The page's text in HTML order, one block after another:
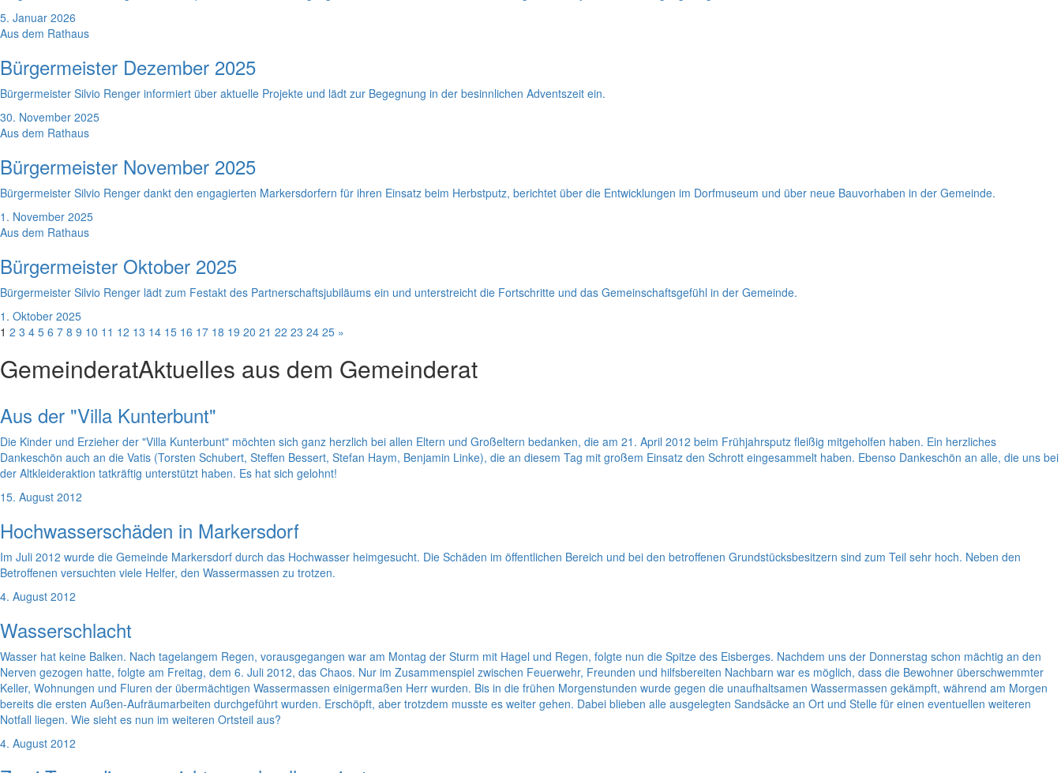
5. Januar 2026
Aus dem Rathaus
Bürgermeister Dezember 2025
Bürgermeister Silvio Renger informiert über aktuelle Projekte und lädt zur Begegnung in der besinnlichen Adventszeit ein.
30. November 2025
Aus dem Rathaus
Bürgermeister November 2025
Bürgermeister Silvio Renger dankt den engagierten Markersdorfern für ihren Einsatz beim Herbstputz, berichtet über die Entwicklungen im Dorfmuseum und über neue Bauvorhaben in der Gemeinde.
1. November 2025
Aus dem Rathaus
Bürgermeister Oktober 2025
Bürgermeister Silvio Renger lädt zum Festakt des Partnerschaftsjubiläums ein und unterstreicht die Fortschritte und das Gemeinschaftsgefühl in der Gemeinde.
1. Oktober 2025
1 2 3 4 5 6 7 8 9 10 11 12 13 14 15 16 17 18 19 20 21 22 23 24 25 »
GemeinderatAktuelles aus dem Gemeinderat
Aus der "Villa Kunterbunt"
Die Kinder und Erzieher der "Villa Kunterbunt" möchten sich ganz herzlich bei allen Eltern und Großeltern bedanken, die am 21. April 2012 beim Frühjahrsputz fleißig mitgeholfen haben. Ein herzliches
Dankeschön auch an die Vatis (Torsten Schubert, Steffen Bessert, Stefan Haym, Benjamin Linke), die an diesem Tag mit großem Einsatz den Schrott eingesammelt haben. Ebenso Dankeschön an alle, die uns bei
der Altkleideraktion tatkräftig unterstützt haben. Es hat sich gelohnt!
15. August 2012
Hochwasserschäden in Markersdorf
Im Juli 2012 wurde die Gemeinde Markersdorf durch das Hochwasser heimgesucht. Die Schäden im öffentlichen Bereich und bei den betroffenen Grundstücksbesitzern sind zum Teil sehr hoch. Neben den
Betroffenen versuchten viele Helfer, den Wassermassen zu trotzen.
4. August 2012
Wasserschlacht
Wasser hat keine Balken. Nach tagelangem Regen, vorausgegangen war am Montag der Sturm mit Hagel und Regen, folgte nun die Spitze des Eisberges. Nachdem uns der Donnerstag schon mächtig an den
Nerven gezogen hatte, folgte am Freitag, dem 6. Juli 2012, das Chaos. Nur im Zusammenspiel zwischen Feuerwehr, Freunden und hilfsbereiten Nachbarn war es möglich, dass die Bewohner überschwemmter
Keller, Wohnungen und Fluren der übermächtigen Wassermassen einigermaßen Herr wurden. Bis in die frühen Morgenstunden wurde gegen die unaufhaltsamen Wassermassen gekämpft, während am Morgen
bereits die ersten Außen-Aufräumarbeiten durchgeführt wurden. Erschöpft, aber trotzdem musste es weiter gehen. Dabei blieben alle ausgelegten Sandsäcke an Ort und Stelle für einen eventuellen weiteren
Notfall liegen. Wie sieht es nun im weiteren Ortsteil aus?
4. August 2012